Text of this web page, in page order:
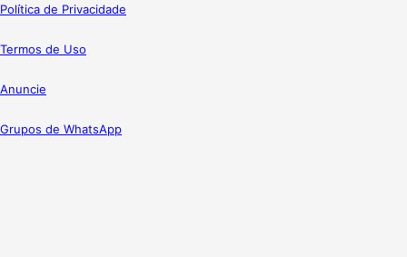
Política de Privacidade
Termos de Uso
Anuncie
Grupos de WhatsApp